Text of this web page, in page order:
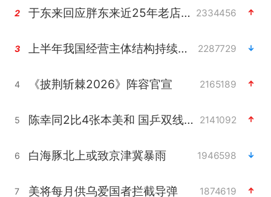
2 于东来回应胖东来近25年老店年底关闭 2334456
3 上半年我国经营主体结构持续优化 2287729
4 《披荆斩棘2026》阵容官宣 2165189
5 陈幸同2比4张本美和 国乒双线丢冠 2141092
6 白海豚北上或致京津冀暴雨 1946598
7 美将每月供乌爱国者拦截导弹 1874619